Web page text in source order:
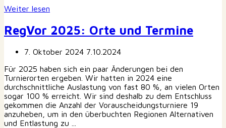
Weiter lesen
RegVor 2025: Orte und Termine
7. Oktober 2024 7.10.2024
Für 2025 haben sich ein paar Änderungen bei den
Turnierorten ergeben. Wir hatten in 2024 eine
durchschnittliche Auslastung von fast 80 %, an vielen Orten
sogar 100 % erreicht. Wir sind deshalb zu dem Entschluss
gekommen die Anzahl der Vorauscheidungsturniere 19
anzuheben, um in den überbuchten Regionen Alternativen
und Entlastung zu ...